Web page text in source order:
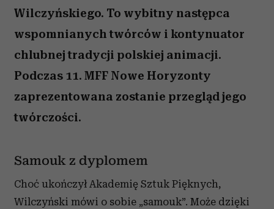
Wilczyńskiego. To wybitny następca
wspomnianych twórców i kontynuator
chlubnej tradycji polskiej animacji.
Podczas 11. MFF Nowe Horyzonty
zaprezentowana zostanie przegląd jego
twórczości.
Samouk z dyplomem
Choć ukończył Akademię Sztuk Pięknych,
Wilczyński mówi o sobie „samouk”. Może dzięki